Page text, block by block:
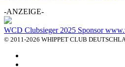
-ANZEIGE-
WCD Clubsieger 2025 Sponsor
© 2011-2026 WHIPPET CLUB